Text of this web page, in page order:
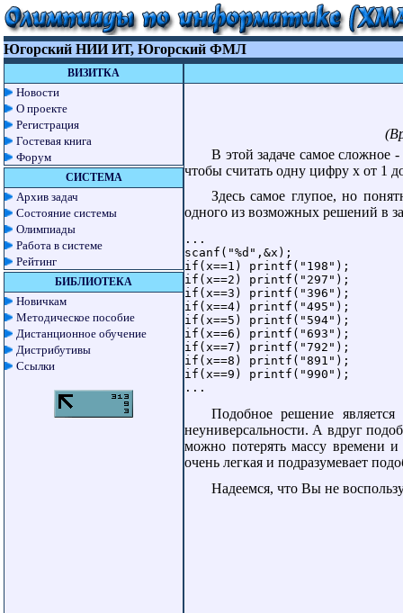
Югорский НИИ ИТ, Югорский ФМЛ
ВИЗИТКА
Новости
О проекте
Регистрация
Гостевая книга
Форум
СИСТЕМА
Архив задач
Состояние системы
Олимпиады
Работа в системе
Рейтинг
БИБЛИОТЕКА
Новичкам
Методическое пособие
Дистанционное обучение
Дистрибутивы
Ссылки
В этой задаче самое сложное
чтобы считать одну цифру x от 1
Здесь самое глупое, но
одного из возможных решений в
...
scanf("%d",&x);
if(x==1) printf("198");
if(x==2) printf("297");
if(x==3) printf("396");
if(x==4) printf("495");
if(x==5) printf("594");
if(x==6) printf("693");
if(x==7) printf("792");
if(x==8) printf("891");
if(x==9) printf("990");
...
Подобное решение
неуниверсальности. А вдруг
можно потерять массу времени
очень легкая и подразумевает
Надеемся, что Вы не